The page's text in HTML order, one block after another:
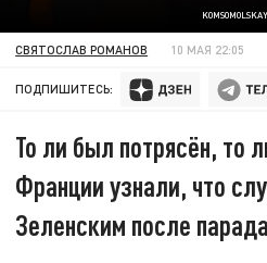
СВЯТОСЛАВ РОМАНОВ 10 МАЯ 22:05
ПОДПИШИТЕСЬ:
То ли был потрясён, то
Франции узнали, что
Зеленским после